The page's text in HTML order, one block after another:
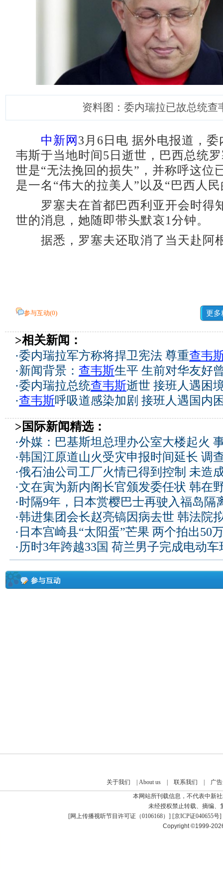
资料图：委内瑞拉已故总统查
中新网 3月6日电 据外电报道，
韦斯于当地时间5日逝世，巴西总统
世是“无法挽回的损失”，并称呼这位
是一名“伟大的拉美人”以及“巴西人
罗塞夫在首都巴西利亚开会时得
世的消息，她随即带头默哀1分钟。
据悉，罗塞夫还取消了当天赴阿
参与互动(0) 更多
>相关新闻：
·委内瑞拉军方称将捍卫宪法 尊重查韦
·新闻背景： 查韦斯生平 生前对华友好
·委内瑞拉总统查韦斯逝世 接班人遇困
·查韦斯呼吸道感染加剧 接班人遇国内
>国际新闻精选：
·外媒：巴基斯坦总理办公室大楼起火
·韩国江原道山火受灾申报时间延长 调
·俄石油公司工厂火情已得到控制 未造
·文在寅为新内阁长官颁发委任状 韩在
·时隔9年，日本赏樱巴士再驶入福岛隔
·韩进集团会长赵亮镐因病去世 韩法院
· 日本宫崎县“太阳蛋”芒果 两个拍出50
·历时3年跨越33国 荷兰男子完成电动车
关于我们 About us| 联系我们
广
本网站所刊载信息，不代表中新
未经授权禁止转载、摘编、
[网上传播视听节目许可证（0106168） ] [京ICP证040655号]
Copyright ©1999-